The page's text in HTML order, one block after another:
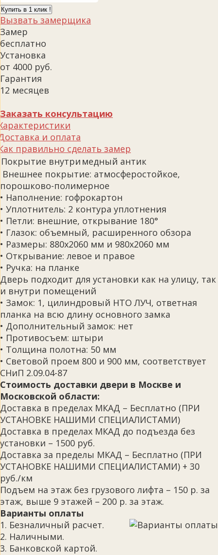
Купить в 1 клик !
Вызвать замерщика
Замер
бесплатно
Установка
от 4000 руб.
Гарантия
12 месяцев
Заказать консультацию
и оплата
правильно сделать замер
Покрытие внутри медный антик
Внешнее покрытие: атмосферостойкое,
порошково-полимерное
• Наполнение: гофрокартон
• Уплотнитель: 2 контура уплотнения
• Петли: внешние, открывание 180°
• Глазок: объемный, расширенного обзора
• Размеры: 880х2060 мм и 980х2060 мм
• Открывание: левое и правое
• Ручка: на планке
Дверь подходит для установки как на улицу, так
и внутри помещений
• Замок: 1, цилиндровый НТО ЛУЧ, ответная
планка на всю длину основного замка
• Дополнительный замок: нет
• Противосъем: штыри
• Толщина полотна: 50 мм
• Световой проем 800 и 900 мм, соответствует
СНиП 2.09.04-87
Стоимость доставки двери в Москве и
Московской области:
Доставка в пределах МКАД – Бесплатно (ПРИ
УСТАНОВКЕ НАШИМИ СПЕЦИАЛИСТАМИ)
Доставка в пределах МКАД до подъезда без
установки – 1500 руб.
Доставка за пределы МКАД – Бесплатно (ПРИ
УСТАНОВКЕ НАШИМИ СПЕЦИАЛИСТАМИ) + 30
руб./км
Подъем на этаж без грузового лифта – 150 р. за
этаж, выше 9 этажей – 200 р. за этаж.
Варианты оплаты
1. Безналичный расчет.
2. Наличными.
3. Банковской картой.